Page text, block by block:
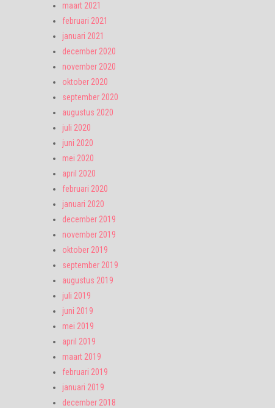
maart 2021
februari 2021
januari 2021
december 2020
november 2020
oktober 2020
september 2020
augustus 2020
juli 2020
juni 2020
mei 2020
april 2020
februari 2020
januari 2020
december 2019
november 2019
oktober 2019
september 2019
augustus 2019
juli 2019
juni 2019
mei 2019
april 2019
maart 2019
februari 2019
januari 2019
december 2018